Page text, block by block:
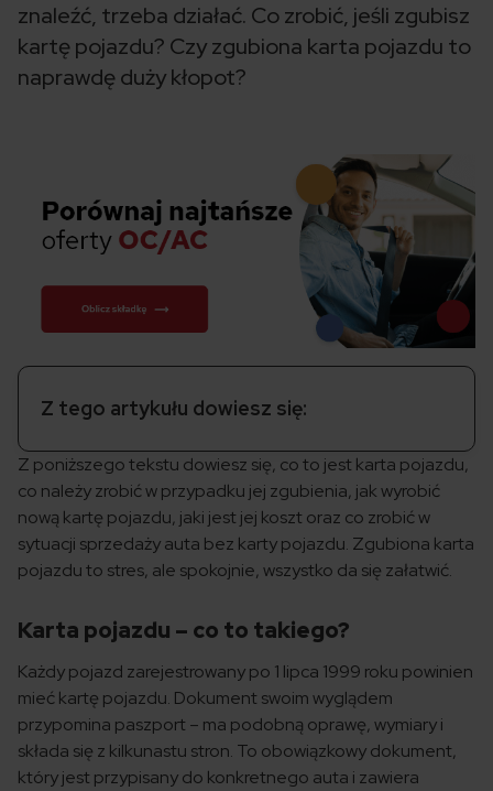
znaleźć, trzeba działać. Co zrobić, jeśli zgubisz
kartę pojazdu? Czy zgubiona karta pojazdu to
naprawdę duży kłopot?
Z tego artykułu dowiesz się:
Z poniższego tekstu dowiesz się, co to jest karta pojazdu,
co należy zrobić w przypadku jej zgubienia, jak wyrobić
nową kartę pojazdu, jaki jest jej koszt oraz co zrobić w
sytuacji sprzedaży auta bez karty pojazdu. Zgubiona karta
pojazdu to stres, ale spokojnie, wszystko da się załatwić.
Karta pojazdu – co to takiego?
Każdy pojazd zarejestrowany po 1 lipca 1999 roku powinien
mieć kartę pojazdu. Dokument swoim wyglądem
przypomina paszport – ma podobną oprawę, wymiary i
składa się z kilkunastu stron. To obowiązkowy dokument,
który jest przypisany do konkretnego auta i zawiera